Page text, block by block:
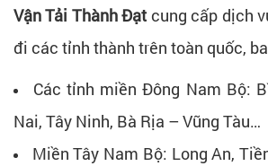
Vận Tải Thành Đạt cung cấp dịch
đi các tỉnh thành trên toàn quốc,
Các tỉnh miền Đông Nam Bộ:
Nai, Tây Ninh, Bà Rịa – Vũng Tàu…
Miền Tây Nam Bộ: Long An,